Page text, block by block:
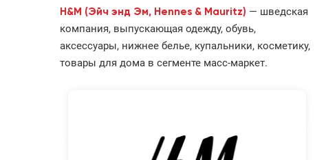
H&M (Эйч энд Эм, Hennes & Mauritz) — шведская
компания, выпускающая одежду, обувь,
аксессуары, нижнее белье, купальники, косметику,
товары для дома в сегменте масс-маркет.